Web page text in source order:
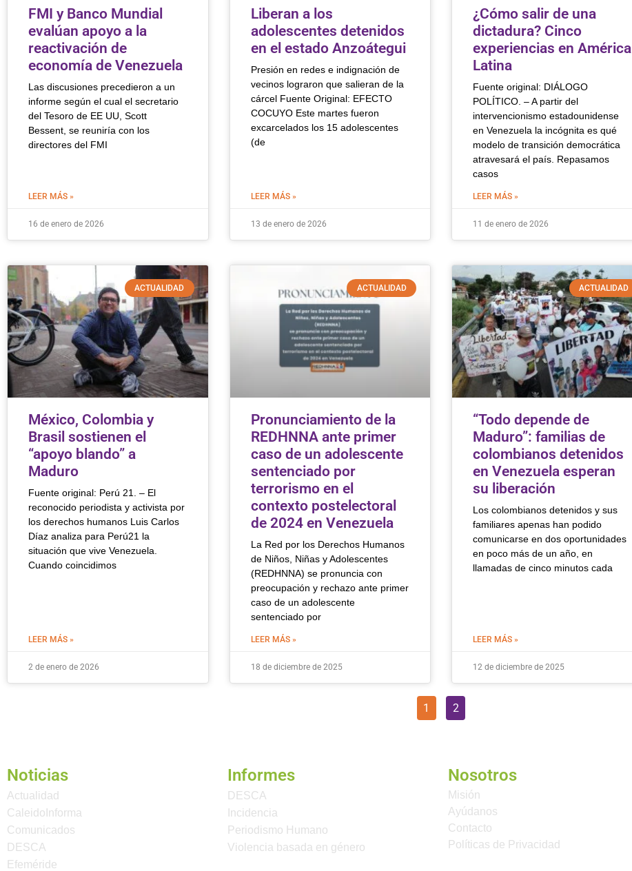
FMI y Banco Mundial
evalúan apoyo a la
reactivación de
economía de Venezuela
Las discusiones precedieron a un
informe según el cual el secretario
del Tesoro de EE UU, Scott
Bessent, se reuniría con los
directores del FMI
LEER MÁS »
16 de enero de 2026
Liberan a los
adolescentes detenidos
en el estado Anzoátegui
Presión en redes e indignación de
vecinos lograron que salieran de la
cárcel Fuente Original: EFECTO
COCUYO Este martes fueron
excarcelados los 15 adolescentes
(de
LEER MÁS »
13 de enero de 2026
¿Cómo salir de una
dictadura? Cinco
experiencias en América
Latina
Fuente original: DIÁLOGO
POLÍTICO. – A partir del
intervencionismo estadounidense
en Venezuela la incógnita es qué
modelo de transición democrática
atravesará el país. Repasamos
casos
LEER MÁS »
11 de enero de 2026
ACTUALIDAD
México, Colombia y
Brasil sostienen el
“apoyo blando” a
Maduro
Fuente original: Perú 21. – El
reconocido periodista y activista por
los derechos humanos Luis Carlos
Díaz analiza para Perú21 la
situación que vive Venezuela.
Cuando coincidimos
LEER MÁS »
2 de enero de 2026
ACTUALIDAD
Pronunciamiento de la
REDHNNA ante primer
caso de un adolescente
sentenciado por
terrorismo en el
contexto postelectoral
de 2024 en Venezuela
La Red por los Derechos Humanos
de Niños, Niñas y Adolescentes
(REDHNNA) se pronuncia con
preocupación y rechazo ante primer
caso de un adolescente
sentenciado por
LEER MÁS »
18 de diciembre de 2025
ACTUALIDAD
“Todo depende de
Maduro”: familias de
colombianos detenidos
en Venezuela esperan
su liberación
Los colombianos detenidos y sus
familiares apenas han podido
comunicarse en dos oportunidades
en poco más de un año, en
llamadas de cinco minutos cada
LEER MÁS »
12 de diciembre de 2025
1 2
Noticias
Actualidad
CaleidoInforma
Comunicados
DESCA
Efeméride
Informes
DESCA
Incidencia
Periodismo Humano
Violencia basada en género
Nosotros
Misión
Ayúdanos
Contacto
Políticas de Privacidad